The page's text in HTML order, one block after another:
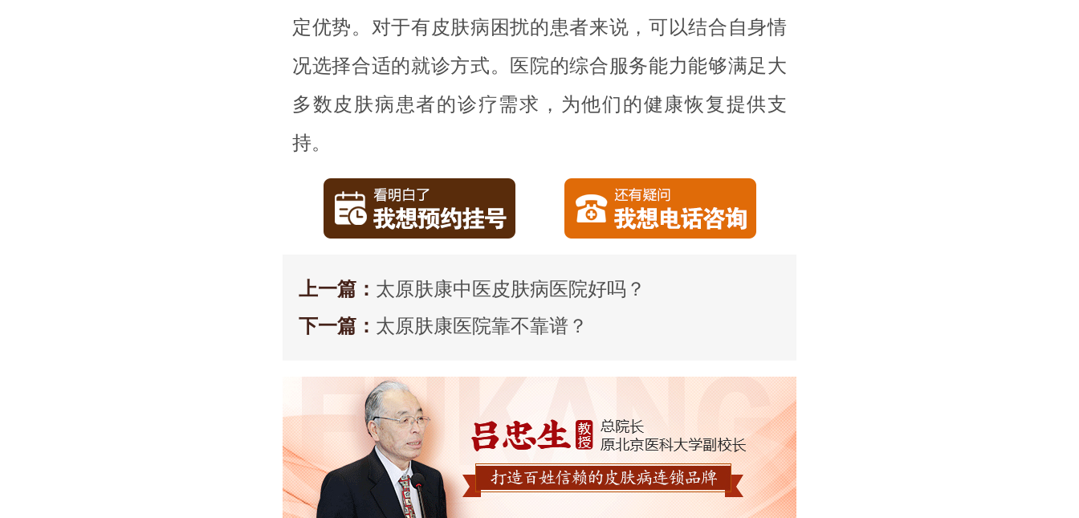
定优势。对于有皮肤病困扰的患者来说，可以结合自身情
况选择合适的就诊方式。医院的综合服务能力能够满足大
多数皮肤病患者的诊疗需求，为他们的健康恢复提供支
持。
上一篇： 太原肤康中医皮肤病医院好吗？
下一篇： 太原肤康医院靠不靠谱？